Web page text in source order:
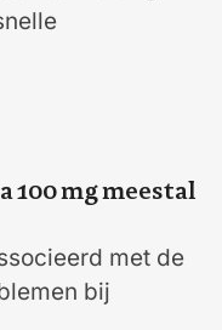
100 mg meestal
met de
bij